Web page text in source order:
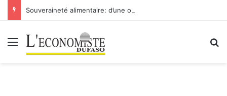
Souveraineté alimentaire: d’une offensive à une autre
Menu